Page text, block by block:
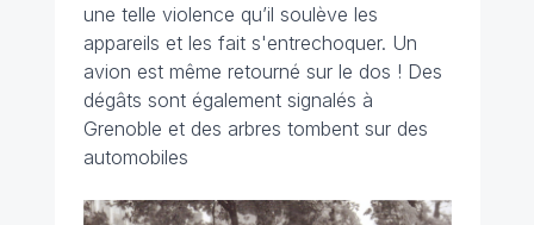
une telle violence qu’il soulève les
appareils et les fait s'entrechoquer. Un
avion est même retourné sur le dos ! Des
dégâts sont également signalés à
Grenoble et des arbres tombent sur des
automobiles